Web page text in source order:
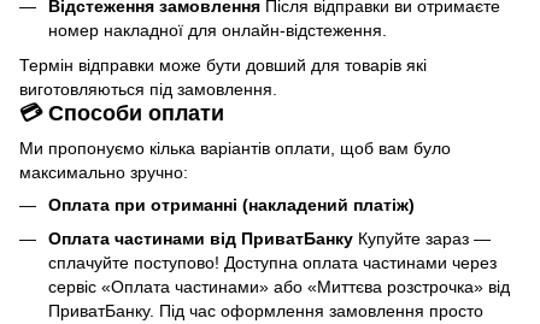
Відстеження замовлення Після відправки ви отримаєте
номер накладної для онлайн-відстеження.
Термін відправки може бути довший для товарів які
виготовляються під замовлення.
💳 Способи оплати
Ми пропонуємо кілька варіантів оплати, щоб вам було
максимально зручно:
Оплата при отриманні (накладений платіж)
Оплата частинами від ПриватБанку Купуйте зараз —
сплачуйте поступово! Доступна оплата частинами через
сервіс «Оплата частинами» або «Миттєва розстрочка» від
ПриватБанку. Під час оформлення замовлення просто